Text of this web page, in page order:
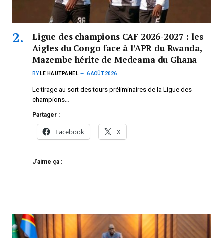
Ligue des champions CAF 2026-2027 : les
Aigles du Congo face à l’APR du Rwanda,
Mazembe hérite de Medeama du Ghana
BY LE HAUTPANEL 6 AOÛT 2026
Le tirage au sort des tours préliminaires de la Ligue des
champions…
Partager :
Facebook X
J’aime ça :